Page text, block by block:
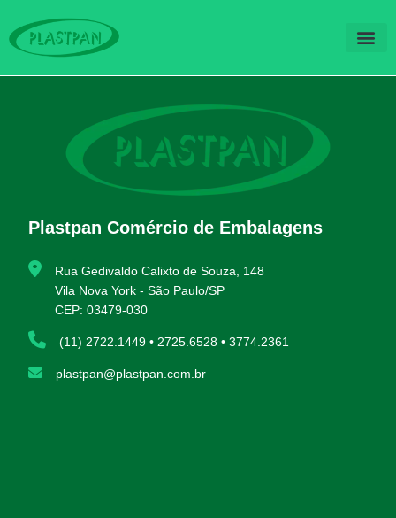
Plastpan Comércio de Embalagens
Rua Gedivaldo Calixto de Souza, 148
Vila Nova York - São Paulo/SP
CEP: 03479-030
(11) 2722.1449 • 2725.6528 • 3774.2361
plastpan@plastpan.com.br